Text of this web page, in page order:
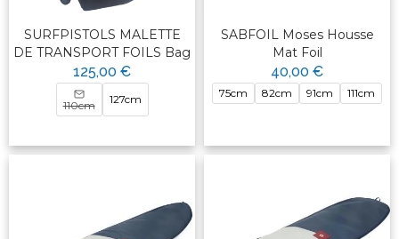
SURFPISTOLS MALETTE
DE TRANSPORT FOILS Bag
125,00 €
110cm 127cm
SABFOIL Moses Housse
Mat Foil
40,00 €
75cm 82cm 91cm 111cm